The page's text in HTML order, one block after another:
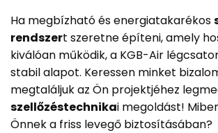
Ha megbízható és energiatakarékos
rendszert szeretne építeni, amely
kiválóan működik, a KGB-Air
stabil alapot. Keressen minket
megtaláljuk az Ön projektjéhez
szellőzéstechnikai megoldást!
Önnek a friss levegő biztosításában?